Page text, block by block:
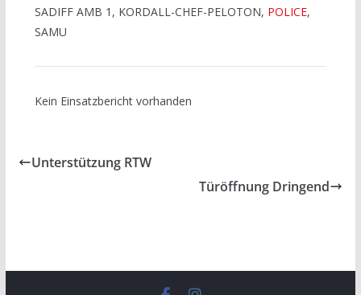
SADIFF AMB 1, KORDALL-CHEF-PELOTON, POLICE,
SAMU
Kein Einsatzbericht vorhanden
Unterstützung RTW
Türöffnung Dringend